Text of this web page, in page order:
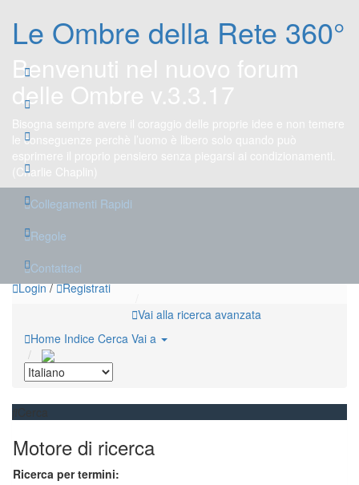
Le Ombre della Rete 360°
Login/ Registrati
Benvenuti nel nuovo forum
delle Ombre v.3.3.17
Bisogna sempre avere il coraggio delle proprie idee e non temere
le conseguenze perchè l’uomo è libero solo quando può
esprimere il proprio pensiero senza piegarsi ai condizionamenti.
(Charlie Chaplin)
Collegamenti Rapidi
Regole
Contattaci
Home Indice Cerca
Vai alla ricerca avanzata
Vai a
Cerca
Motore di ricerca
Ricerca per termini: